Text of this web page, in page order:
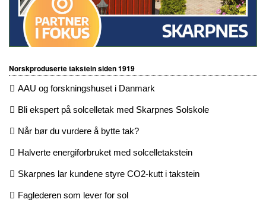
Norskproduserte takstein siden 1919
AAU og forskningshuset i Danmark
Bli ekspert på solcelletak med Skarpnes Solskole
Når bør du vurdere å bytte tak?
Halverte energiforbruket med solcelletakstein
Skarpnes lar kundene styre CO2-kutt i takstein
Faglederen som lever for sol